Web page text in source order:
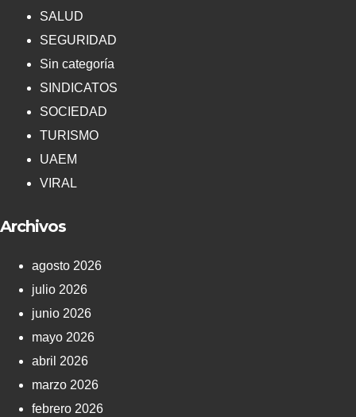
SALUD
SEGURIDAD
Sin categoría
SINDICATOS
SOCIEDAD
TURISMO
UAEM
VIRAL
Archivos
agosto 2026
julio 2026
junio 2026
mayo 2026
abril 2026
marzo 2026
febrero 2026